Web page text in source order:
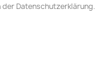
Datenschutzerklärung.